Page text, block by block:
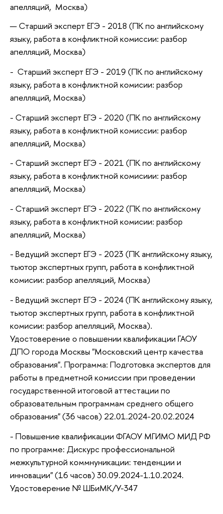
апелляций, Москва)
Старший эксперт ЕГЭ - 2018 (ПК по английскому
языку, работа в конфликтной комиссии: разбор
апелляций, Москва)
- Старший эксперт ЕГЭ - 2019 (ПК по английскому
языку, работа в конфликтной комисии: разбор
апелляций, Москва)
- Старший эксперт ЕГЭ - 2020 (ПК по английскому
языку, работа в конфликтной комиссии: разбор
апелляций, Москва)
- Старший эксперт ЕГЭ - 2021 (ПК по английскому
языку, работа в конфликтной комисиии: разбор
апелляций, Москва)
- Старший эксперт ЕГЭ - 2022 (ПК по английскому
языку, работа в конфликтной комисии: разбор
апелляций, Москва)
- Ведущий эксперт ЕГЭ - 2023 (ПК английскому языку,
тьютор экспертных групп, работа в конфликтной
комисии: разбор апелляций, Москва)
- Ведущий эксперт ЕГЭ - 2024 (ПК английскому языку,
тьютор экспертных групп, работа в конфликтной
комисии: разбор апелляций, Москва).
Удостоверение о повышении квалификации ГАОУ
ДПО города Москвы "Московский центр качества
образования". Программа: Подготовка экспертов для
работы в предметной комиссии при проведении
государственной итоговой аттестации по
образовательным программам среднего общего
образования" (36 часов) 22.01.2024-20.02.2024
- Повышение квалификации ФГАОУ МГИМО МИД РФ
по программе: Дискурс профессиональной
межкультурной коммнуникации: тенденции и
инновации" (16 часов) 30.09.2024-1.10.2024.
Удостоверение № ШБиМК/У-347